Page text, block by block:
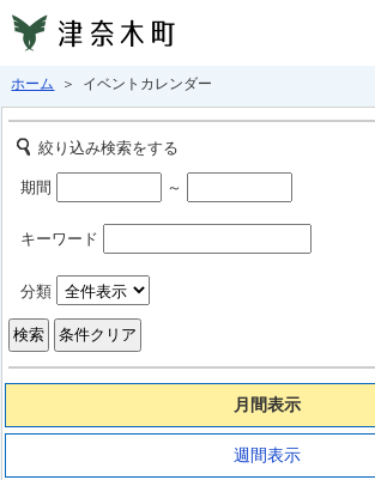
ホーム ＞ イベントカレンダー
絞り込み検索をする
期間 ～
キーワード
分類
月間表示
週間表示